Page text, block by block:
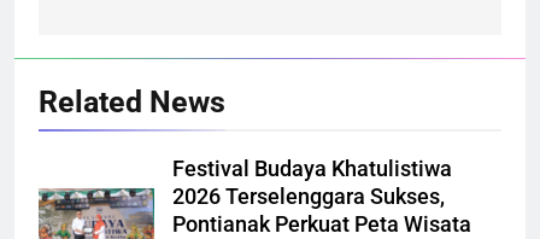
Related News
Festival Budaya Khatulistiwa
2026 Terselenggara Sukses,
Pontianak Perkuat Peta Wisata